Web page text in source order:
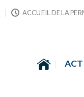
ACCUEIL DE LA